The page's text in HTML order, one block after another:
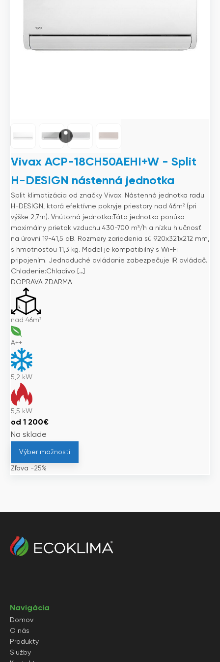
Vivax ACP-18CH50AEHI+W - Split
H-DESIGN nástenná jednotka
Split klimatizácia od značky Vivax. Nástenná jednotka radu
H-DESIGN, ktorá efektívne pokryje priestory nad 46m² (pri
výške 2,7m). Vnútorná jednotka:Táto jednotka ponúka
maximálny prietok vzduchu 430-700 m³/h a nízku hlučnosť
na úrovni 19-41,5 dB. Rozmery zariadenia sú 920x321x212 mm,
s hmotnosťou 11,3 kg. Model je kompatibilný s Wi-Fi
pripojením. Jednoduché ovládanie zabezpečuje IR ovládač.
Chladenie:Chladivo […]
DOPRAVA ZDARMA
nad 46m²
A++
5,2 kW
5,5 kW
od 1 200€
Na sklade
Výber možností
Zľava -25%
Navigácia
Domov
O nás
Produkty
Služby